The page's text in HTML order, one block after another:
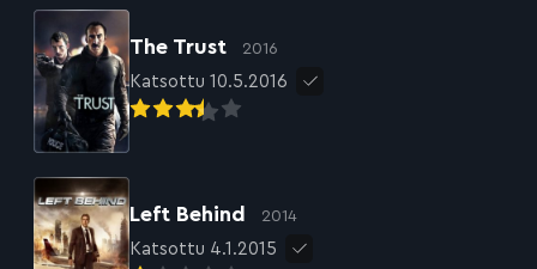
The Trust 2016
Katsottu 10.5.2016
Left Behind 2014
Katsottu 4.1.2015